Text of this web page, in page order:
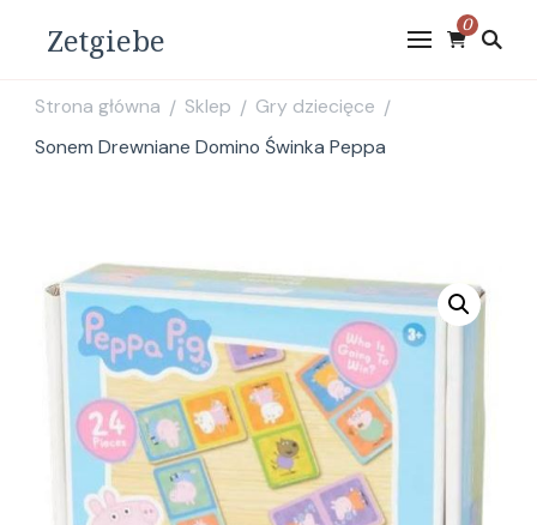
Zetgiebe 0
Strona główna / Sklep / Gry dziecięce /
Sonem Drewniane Domino Świnka Peppa